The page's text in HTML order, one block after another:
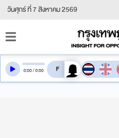
วันศุกร์ ที่ 7 สิงหาคม 2569
0:00/0:00 สลับเสียงอ่าน